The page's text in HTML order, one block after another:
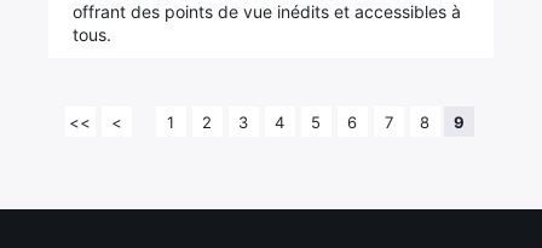
offrant des points de vue inédits et accessibles à
tous.
<< < 1 2 3 4 5 6 7 8 9